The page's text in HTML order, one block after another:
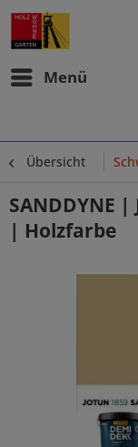
Menü
Übersicht
SANDDYNE
| Holzfarbe